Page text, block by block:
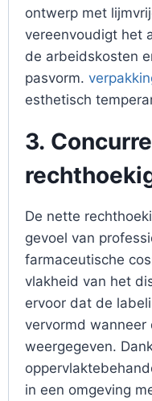
ontwerp met
vereenvoudigt het
de arbeidskosten
pasvorm.
esthetisch
3.
De nette
gevoel van
farmaceutische
vlakheid van het
ervoor dat de
vervormd
weergegeven.
in een omgeving